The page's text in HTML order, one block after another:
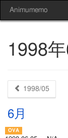
Animumemo
1998
1998/05
6月